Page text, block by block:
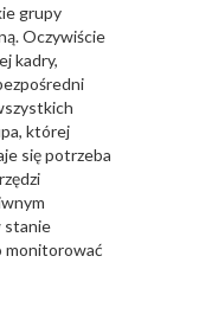
grupy
Oczywiście
kadry,
której
się potrzeba
stanie
monitorować